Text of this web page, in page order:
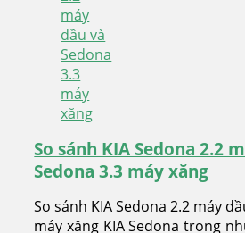
So sánh KIA Sedona 2.2
Sedona 3.3 máy xăng
So sánh KIA Sedona 2.2 máy
máy xăng KIA Sedona trong